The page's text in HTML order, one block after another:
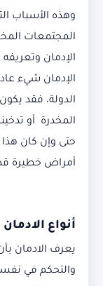
وهذه الأسباب
المجتمعات
الإدمان
الإدمان شيء
الدولة، فقد
المخدرة أو
حتى وإن كان
أمراض خطيرة قد
أنواع الادمان
يعرف الادمان
والتحكم في